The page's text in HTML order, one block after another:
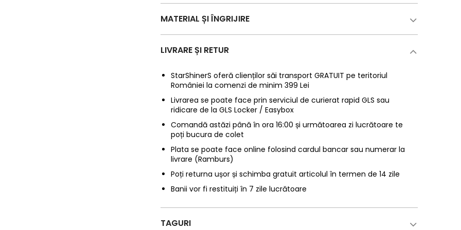
MATERIAL ȘI ÎNGRIJIRE
LIVRARE ȘI RETUR
StarShinerS oferă clienților săi transport GRATUIT pe teritoriul
României la comenzi de minim 399 Lei
Livrarea se poate face prin serviciul de curierat rapid GLS sau
ridicare de la GLS Locker / Easybox
Comandă astăzi până în ora 16:00 și următoarea zi lucrătoare te
poți bucura de colet
Plata se poate face online folosind cardul bancar sau numerar la
livrare (Ramburs)
Poți returna ușor și schimba gratuit articolul în termen de 14 zile
Banii vor fi restituiți în 7 zile lucrătoare
TAGURI